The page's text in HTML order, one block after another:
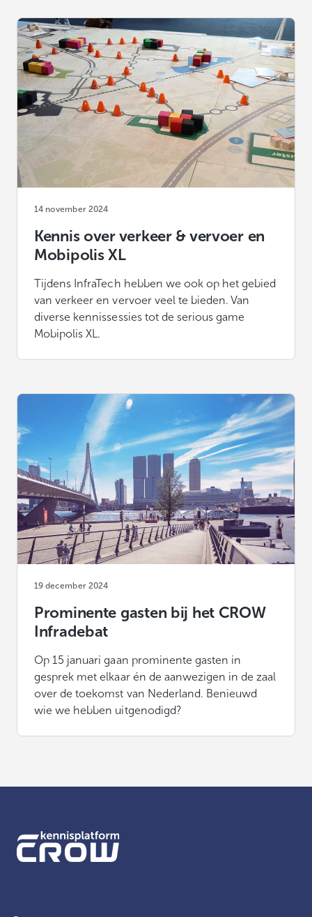
14 november 2024
Kennis over verkeer & vervoer en
Mobipolis XL
Tijdens InfraTech hebben we ook op het gebied
van verkeer en vervoer veel te bieden. Van
diverse kennissessies tot de serious game
Mobipolis XL.
19 december 2024
Prominente gasten bij het CROW
Infradebat
Op 15 januari gaan prominente gasten in
gesprek met elkaar én de aanwezigen in de zaal
over de toekomst van Nederland. Benieuwd
wie we hebben uitgenodigd?